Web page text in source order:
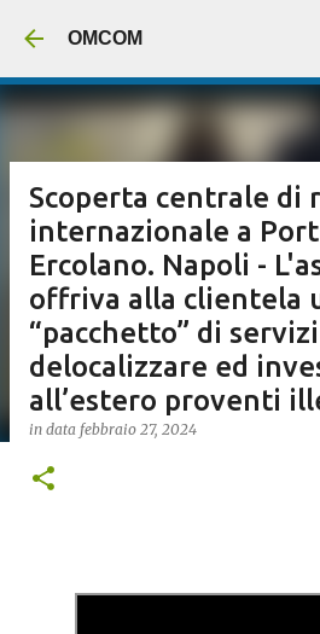
OMCOM
Scoperta centrale di
internazionale a
Ercolano. Napoli -
offriva alla clientela
“pacchetto” di
delocalizzare ed
all’estero proventi
in data febbraio 27, 2024